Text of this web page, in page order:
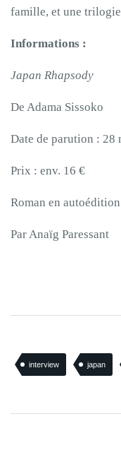
famille, et une
Informations :
Japan Rhapsody
De Adama Sissoko
Date de parution : 28
Prix : env. 16 €
Roman en autoédition
Par Anaïg Paressant
interview japan